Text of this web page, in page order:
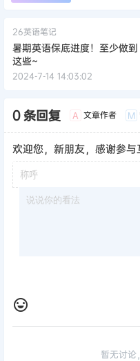
26英语笔记
暑期英语保底进度！至少做到
这些~
2024-7-14 14:03:02
0 条回复 A 文章作者 M
欢迎您，新朋友，感谢参与
暂无讨论